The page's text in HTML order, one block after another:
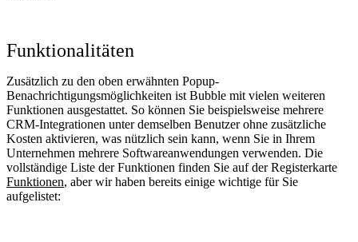
Funktionalitäten
Zusätzlich zu den oben erwähnten Popup-
Benachrichtigungsmöglichkeiten ist Bubble mit vielen weiteren
Funktionen ausgestattet. So können Sie beispielsweise mehrere
CRM-Integrationen unter demselben Benutzer ohne zusätzliche
Kosten aktivieren, was nützlich sein kann, wenn Sie in Ihrem
Unternehmen mehrere Softwareanwendungen verwenden. Die
vollständige Liste der Funktionen finden Sie auf der Registerkarte
Funktionen, aber wir haben bereits einige wichtige für Sie
aufgelistet: